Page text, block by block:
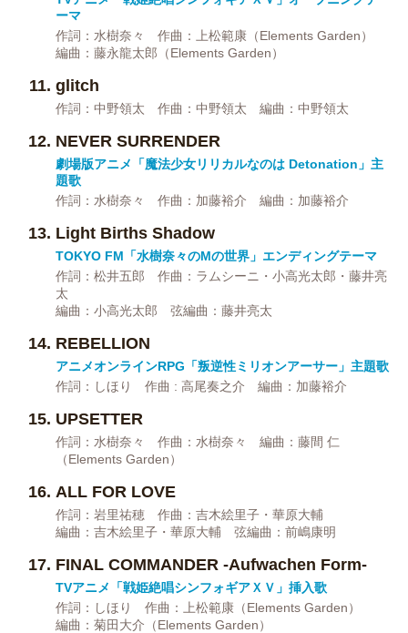
ーマ
作詞：水樹奈々 作曲：上松範康（Elements Garden）
編曲：藤永龍太郎（Elements Garden）
glitch
作詞：中野領太 作曲：中野領太 編曲：中野領太
NEVER SURRENDER
劇場版アニメ「魔法少女リリカルなのは Detonation」主
題歌
作詞：水樹奈々 作曲：加藤裕介 編曲：加藤裕介
Light Births Shadow
TOKYO FM「水樹奈々のMの世界」エンディングテーマ
作詞：松井五郎 作曲：ラムシーニ・小高光太郎・藤井亮
太
編曲：小高光太郎 弦編曲：藤井亮太
REBELLION
アニメオンラインRPG「叛逆性ミリオンアーサー」主題歌
作詞：しほり 作曲 : 高尾奏之介 編曲：加藤裕介
UPSETTER
作詞：水樹奈々 作曲：水樹奈々 編曲：藤間 仁
（Elements Garden）
ALL FOR LOVE
作詞：岩里祐穂 作曲：吉木絵里子・華原大輔
編曲：吉木絵里子・華原大輔 弦編曲：前嶋康明
FINAL COMMANDER -Aufwachen Form-
TVアニメ「戦姫絶唱シンフォギアＸＶ」挿入歌
作詞：しほり 作曲：上松範康（Elements Garden）
編曲：菊田大介（Elements Garden）